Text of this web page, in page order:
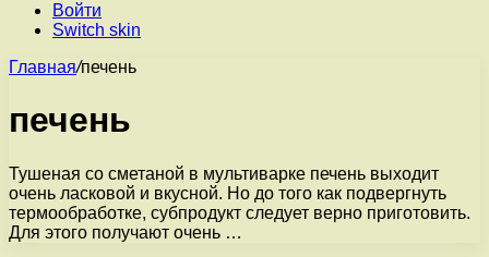
Войти
Switch skin
Главная/печень
печень
Тушеная со сметаной в мультиварке печень выходит
очень ласковой и вкусной. Но до того как подвергнуть
термообработке, субпродукт следует верно приготовить.
Для этого получают очень …